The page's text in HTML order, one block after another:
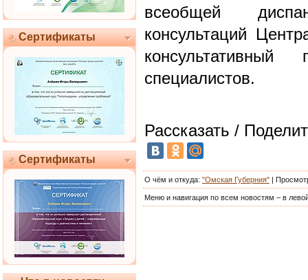
Сертификаты
Сертификаты
всеобщей
консультаций
специалистов.
Рассказать /
О чём и откуда: "Омская Губерния" |
Меню и навигация по всем новостям – в